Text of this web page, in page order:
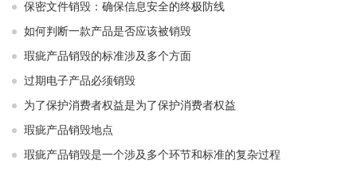
保密文件销毁：确保信息安全的终极防线
如何判断一款产品是否应该被销毁
瑕疵产品销毁的标准涉及多个方面
过期电子产品必须销毁
为了保护消费者权益是为了保护消费者权益
瑕疵产品销毁地点
瑕疵产品销毁是一个涉及多个环节和标准的复杂过程